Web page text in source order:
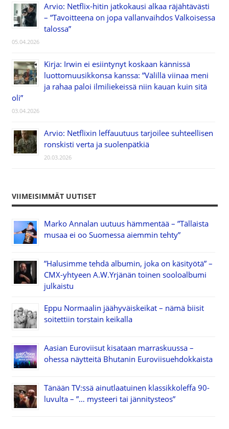
Arvio: Netflix-hitin jatkokausi alkaa räjähtävästi
– ”Tavoitteena on jopa vallanvaihdos Valkoisessa
talossa”
05.04.2026
Kirja: Irwin ei esiintynyt koskaan kännissä
luottomuusikkonsa kanssa: ”Välillä viinaa meni
ja rahaa paloi ilmiliekeissä niin kauan kuin sitä
oli”
03.04.2026
Arvio: Netflixin leffauutuus tarjoilee suhteellisen
ronskisti verta ja suolenpätkiä
20.03.2026
VIIMEISIMMÄT UUTISET
Marko Annalan uutuus hämmentää – ”Tällaista
musaa ei oo Suomessa aiemmin tehty”
”Halusimme tehdä albumin, joka on käsityötä” –
CMX-yhtyeen A.W.Yrjänän toinen sooloalbumi
julkaistu
Eppu Normaalin jäähyväiskeikat – nämä biisit
soitettiin torstain keikalla
Aasian Euroviisut kisataan marraskuussa –
ohessa näytteitä Bhutanin Euroviisuehdokkaista
Tänään TV:ssä ainutlaatuinen klassikkoleffa 90-
luvulta – ”… mysteeri tai jännitysteos”